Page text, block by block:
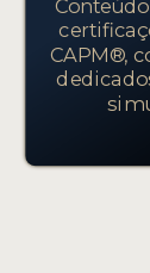
CAPM®,